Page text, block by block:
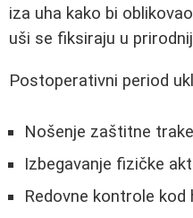
iza uha kako bi
uši se fiksiraju u
Postoperativni period
Nošenje zaštitne
Izbegavanje fizičke
Redovne kontrole kod